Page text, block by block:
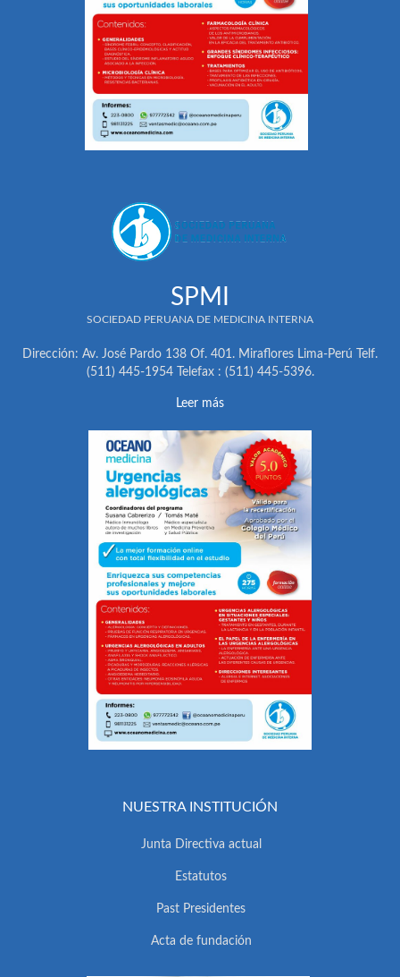
SPMI
SOCIEDAD PERUANA DE MEDICINA INTERNA
Dirección: Av. José Pardo 138 Of. 401. Miraflores Lima-Perú Telf.
(511) 445-1954 Telefax : (511) 445-5396.
Leer más
NUESTRA INSTITUCIÓN
Junta Directiva actual
Estatutos
Past Presidentes
Acta de fundación